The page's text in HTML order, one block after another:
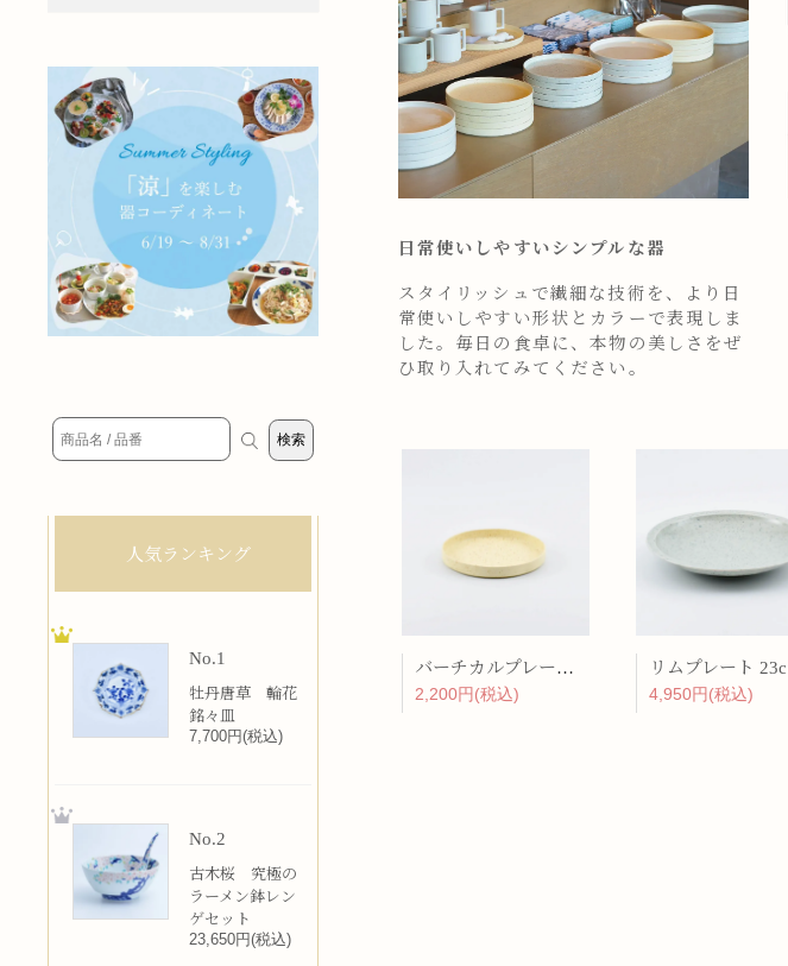
日常使いしやすいシンプルな器
スタイリッシュで繊細な技術を、より日
常使いしやすい形状とカラーで表現しま
した。毎日の食卓に、本物の美しさをぜ
ひ取り入れてみてください。
バーチカルプレート 15cm 化粧土
2,200円(税込)
4,950円(税込)
人気ランキング
No.1
牡丹唐草 輪花
銘々皿
7,700円(税込)
No.2
古木桜 究極の
ラーメン鉢レン
ゲセット
23,650円(税込)